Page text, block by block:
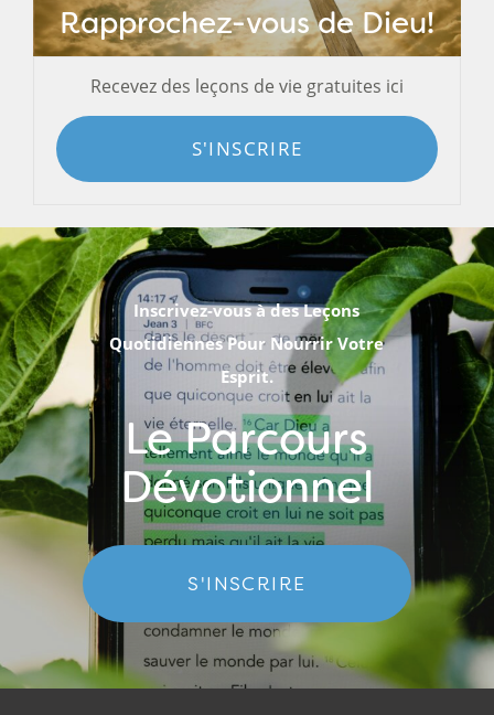
Rapprochez-vous de Dieu!
Recevez des leçons de vie gratuites ici
S'INSCRIRE
Inscrivez-vous à des Leçons
Quotidiennes Pour Nourrir Votre
Esprit.
Le Parcours
Dévotionnel
S'INSCRIRE